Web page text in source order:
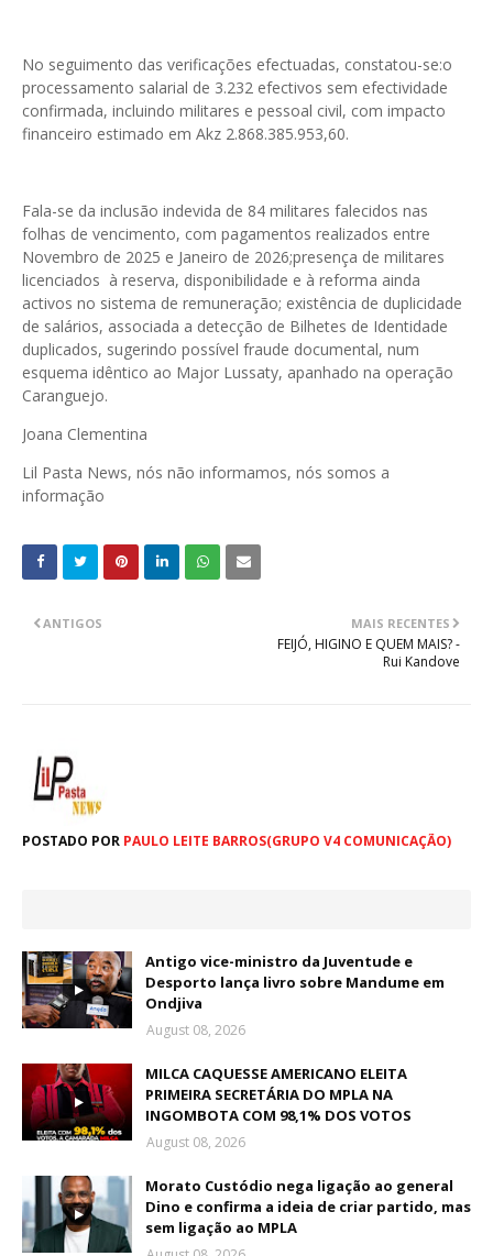
No seguimento das verificações efectuadas, constatou-se:o
processamento salarial de 3.232 efectivos sem efectividade
confirmada, incluindo militares e pessoal civil, com impacto
financeiro estimado em Akz 2.868.385.953,60.
Fala-se da inclusão indevida de 84 militares falecidos nas
folhas de vencimento, com pagamentos realizados entre
Novembro de 2025 e Janeiro de 2026;presença de militares
licenciados à reserva, disponibilidade e à reforma ainda
activos no sistema de remuneração; existência de duplicidade
de salários, associada a detecção de Bilhetes de Identidade
duplicados, sugerindo possível fraude documental, num
esquema idêntico ao Major Lussaty, apanhado na operação
Caranguejo.
Joana Clementina
Lil Pasta News, nós não informamos, nós somos a
informação
MAIS RECENTES
FEIJÓ, HIGINO E QUEM MAIS? -
Rui Kandove
ANTIGOS
POSTADO POR PAULO LEITE BARROS(GRUPO V4 COMUNICAÇÃO)
Antigo vice-ministro da Juventude e
Desporto lança livro sobre Mandume em
Ondjiva
August 08, 2026
MILCA CAQUESSE AMERICANO ELEITA
PRIMEIRA SECRETÁRIA DO MPLA NA
INGOMBOTA COM 98,1% DOS VOTOS
August 08, 2026
Morato Custódio nega ligação ao general
Dino e confirma a ideia de criar partido, mas
sem ligação ao MPLA